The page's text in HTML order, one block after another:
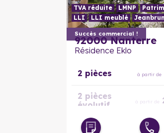
Succès commercial !
TVA réduite LMNP
LLI
LLI meublé Jeanbrun
92000 Nanterre
Résidence Eklo
2 pièces à partir de
2 pièces
évolutif
à partir de
3 pièces à partir de